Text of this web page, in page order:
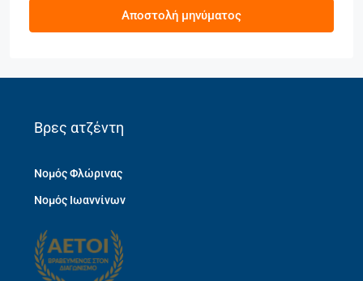
Αποστολή μηνύματος
Βρες ατζέντη
Νομός Φλώρινας
Νομός Ιωαννίνων